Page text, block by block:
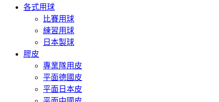
各式用球
比賽用球
練習用球
日本製球
膠皮
專業隊用皮
平面德國皮
平面日本皮